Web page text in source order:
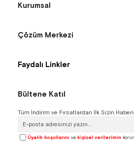
Kurumsal
Çözüm Merkezi
Faydalı Linkler
Bültene Katıl
Tüm İndirim ve Fırsatlardan İlk Sizin
Üyelik koşullarını ve kişisel verilerimin